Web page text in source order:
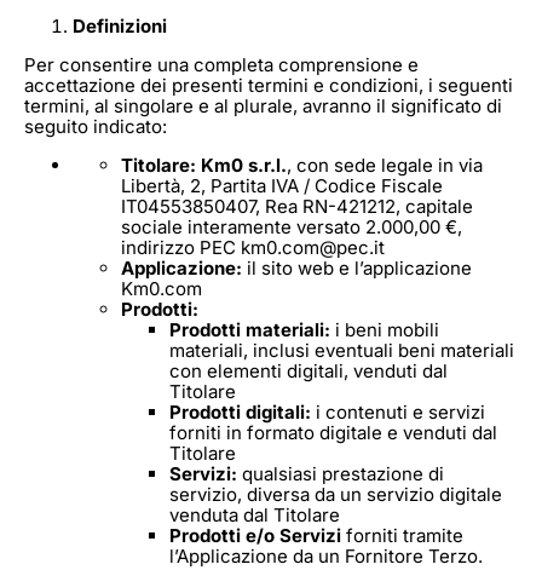
Definizioni
Per consentire una completa comprensione e
accettazione dei presenti termini e condizioni, i seguenti
termini, al singolare e al plurale, avranno il significato di
seguito indicato:
Titolare: Km0 s.r.l., con sede legale in via
Libertà, 2, Partita IVA / Codice Fiscale
IT04553850407, Rea RN-421212, capitale
sociale interamente versato 2.000,00 €,
indirizzo PEC km0.com@pec.it
Applicazione: il sito web e l’applicazione
Km0.com
Prodotti:
Prodotti materiali: i beni mobili
materiali, inclusi eventuali beni materiali
con elementi digitali, venduti dal
Titolare
Prodotti digitali: i contenuti e servizi
forniti in formato digitale e venduti dal
Titolare
Servizi: qualsiasi prestazione di
servizio, diversa da un servizio digitale
venduta dal Titolare
Prodotti e/o Servizi forniti tramite
l’Applicazione da un Fornitore Terzo.